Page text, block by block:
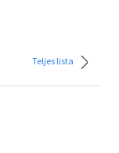
Teljes lista